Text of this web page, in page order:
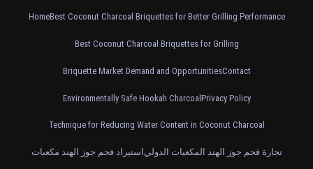
HomeBest Coconut Charcoal Briquettes for Better Grilling Performance
Best Coconut Charcoal Briquettes for Grilling
Briquette Market Demand and OpportunitiesContact
Environmentally Safe Hookah CharcoalPrivacy Policy
Technique for Reducing Water Content in Coconut Charcoal
استيراد فحم جوز الهند مكعبات تجارة فحم جوز الهند المكعبات الدولي